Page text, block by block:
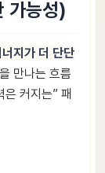
가능성)
지가 더 단단
만나는 흐름
커지는” 패